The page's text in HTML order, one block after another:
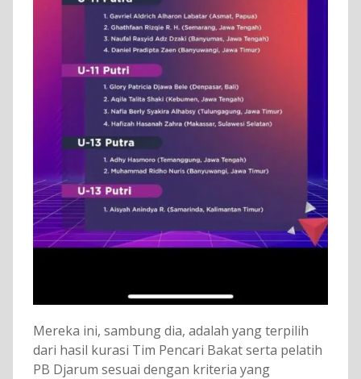
Mereka ini, sambung dia, adalah yang terpilih
dari hasil kurasi Tim Pencari Bakat serta pelatih
PB Djarum sesuai dengan kriteria yang